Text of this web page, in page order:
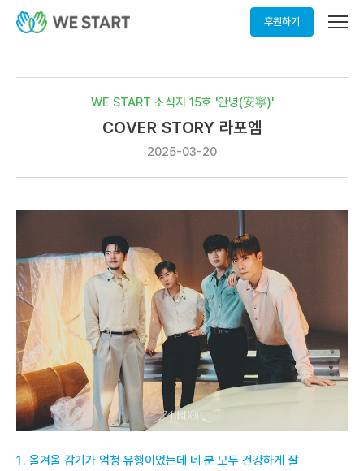
후원하기
메
열
WE START 소식지 15호 '안녕(安寧)'
COVER STORY 라포엠
2025-03-20
올겨울 감기가 엄청 유행이었는데 네 분 모두 건강하게 잘